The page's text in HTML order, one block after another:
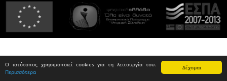
Δέχομαι
Ο ιστότοπος χρησιμοποιεί cookies για τη λειτουργία του.
Περισσότερα